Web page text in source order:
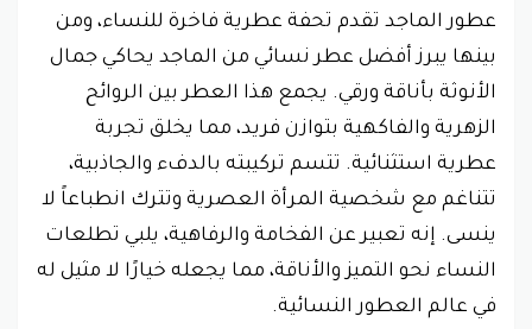
عطور الماجد تقدم تحفة عطرية فاخرة للنساء، ومن
بينها يبرز أفضل عطر نسائي من الماجد يحاكي جمال
الأنوثة بأناقة ورقي. يجمع هذا العطر بين الروائح
الزهرية والفاكهية بتوازن فريد، مما يخلق تجربة
عطرية استثنائية. تتسم تركيبته بالدفء والجاذبية،
تتناغم مع شخصية المرأة العصرية وتترك انطباعاً لا
ينسى. إنه تعبير عن الفخامة والرفاهية، يلبي تطلعات
النساء نحو التميز والأناقة، مما يجعله خيارًا لا مثيل له
في عالم العطور النسائية.